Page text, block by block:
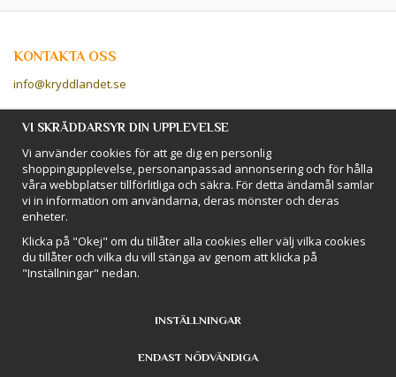
KONTAKTA OSS
info@kryddlandet.se
Följ oss på Facebook!
Följ oss på Instagram!
BETALSÄTT
Hos Kryddlandet handlar du tryggt & säkert - och betalar enkelt med
kort, Klarna eller swish!
VI SKRÄDDARSYR DIN UPPLEVELSE
Vi använder cookies för att ge dig en personlig
shoppingupplevelse, personanpassad annonsering och för hålla
våra webbplatser tillförlitliga och säkra. För detta ändamål samlar
vi in information om användarna, deras mönster och deras
enheter.
Klicka på "Okej" om du tillåter alla cookies eller välj vilka cookies
du tillåter och vilka du vill stänga av genom att klicka på
"Inställningar" nedan.
INSTÄLLNINGAR
ENDAST NÖDVÄNDIGA